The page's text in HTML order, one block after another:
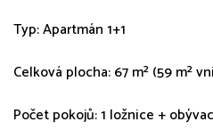
Typ: Apartmán 1+1
Celková plocha: 67 m² (59 m²
Počet pokojů: 1 ložnice +